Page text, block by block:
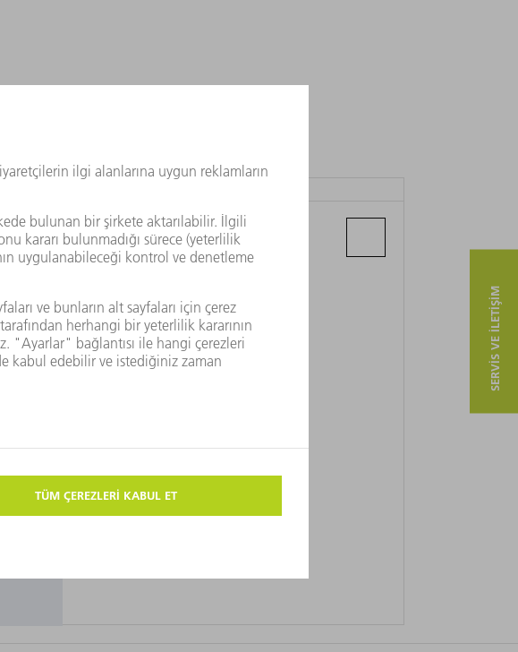
トルンプ 株式会社
〒 226-0006
横浜市緑区白山 1-18-2
SERVIS VE ILETIŞIM